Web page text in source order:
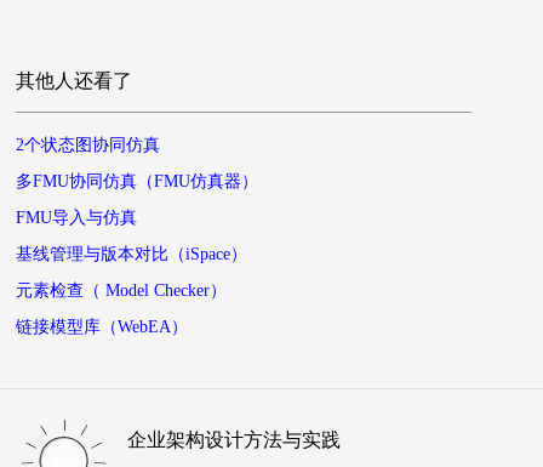
其他人还看了
2个状态图协同仿真
多FMU协同仿真（FMU仿真器）
FMU导入与仿真
基线管理与版本对比（iSpace）
元素检查（ Model Checker）
链接模型库（WebEA）